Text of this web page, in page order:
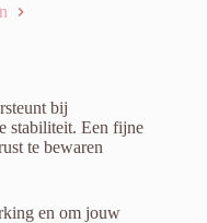
bij
stabiliteit. Een fijne
te bewaren
en om jouw